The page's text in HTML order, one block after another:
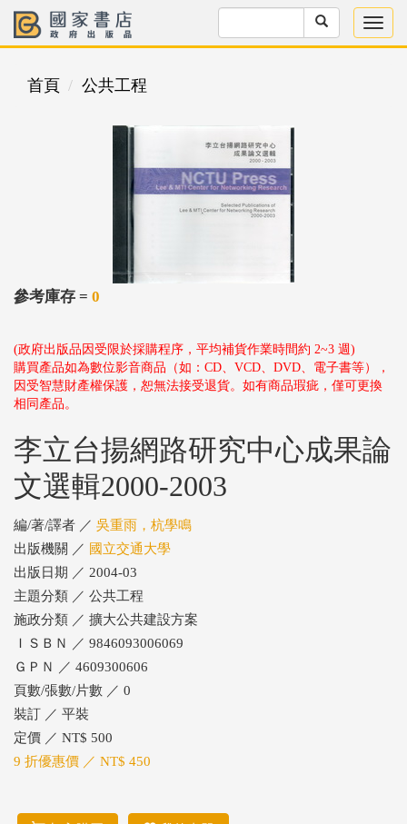
首頁 公共工程
參考庫存 = 0
(政府出版品因受限於採購程序，平均補貨作業時間約 2~3 週)
購買產品如為數位影音商品（如：CD、VCD、DVD、電子書等），
因受智慧財產權保護，恕無法接受退貨。如有商品瑕疵，僅可更換
相同產品。
李立台揚網路研究中心成果論
文選輯2000-2003
編/著/譯者 ／ 吳重雨，杭學鳴
出版機關 ／ 國立交通大學
出版日期 ／ 2004-03
主題分類 ／ 公共工程
施政分類 ／ 擴大公共建設方案
ＩＳＢＮ ／ 9846093006069
ＧＰＮ ／ 4609300606
頁數/張數/片數 ／ 0
裝訂 ／ 平裝
定價 ／ NT$ 500
9 折優惠價 ／ NT$ 450